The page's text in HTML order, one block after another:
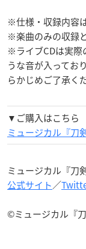
※仕様・収録内容
※楽曲のみの収録
※ライブCDは実際
うな音が入ってお
らかじめご了承く
▼ご購入はこちら
ミュージカル『刀
ミュージカル『刀
公式サイト／
©ミュージカル『